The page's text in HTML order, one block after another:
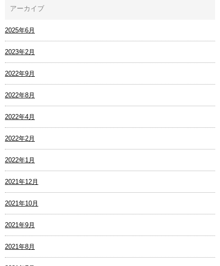
アーカイブ
2025年6月
2023年2月
2022年9月
2022年8月
2022年4月
2022年2月
2022年1月
2021年12月
2021年10月
2021年9月
2021年8月